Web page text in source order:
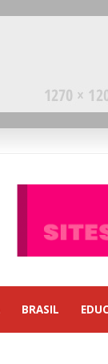
BRASIL